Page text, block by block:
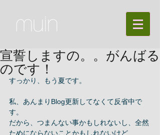
宣誓しますの。。がんばる
のです！
すっかり、もう夏です。
私、あんまりBlog更新してなくて反省中で
す。
だから、つまんない事かもしれないし、全然
ためにならないことかもしれないけど